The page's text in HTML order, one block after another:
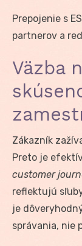
Prepojenie s
partnerov a
Väzba
Zákazník
Preto je
customer
reflektujú
je
správania, nie